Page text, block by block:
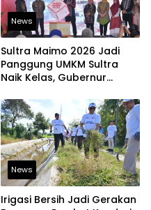
News
Sultra Maimo 2026 Jadi
Panggung UMKM Sultra
Naik Kelas, Gubernur
Tembus Pasar Ekspor
News
Irigasi Bersih Jadi Gerakan